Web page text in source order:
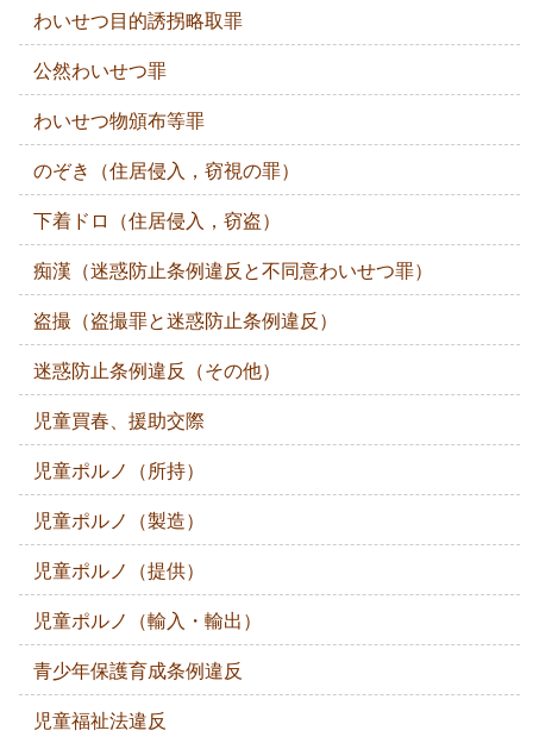
わいせつ目的誘拐略取罪
公然わいせつ罪
わいせつ物頒布等罪
のぞき（住居侵入，窃視の罪）
下着ドロ（住居侵入，窃盗）
痴漢（迷惑防止条例違反と不同意わいせつ罪）
盗撮（盗撮罪と迷惑防止条例違反）
迷惑防止条例違反（その他）
児童買春、援助交際
児童ポルノ（所持）
児童ポルノ（製造）
児童ポルノ（提供）
児童ポルノ（輸入・輸出）
青少年保護育成条例違反
児童福祉法違反